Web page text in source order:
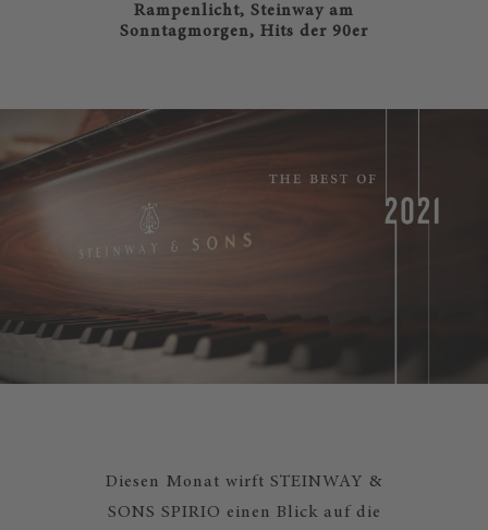
Rampenlicht, Steinway am
Sonntagmorgen, Hits der 90er
Diesen Monat wirft STEINWAY &
SONS SPIRIO einen Blick auf die